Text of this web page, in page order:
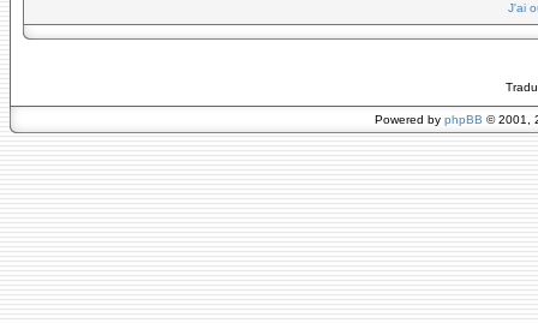
J'ai
Powered by phpBB © 2001,